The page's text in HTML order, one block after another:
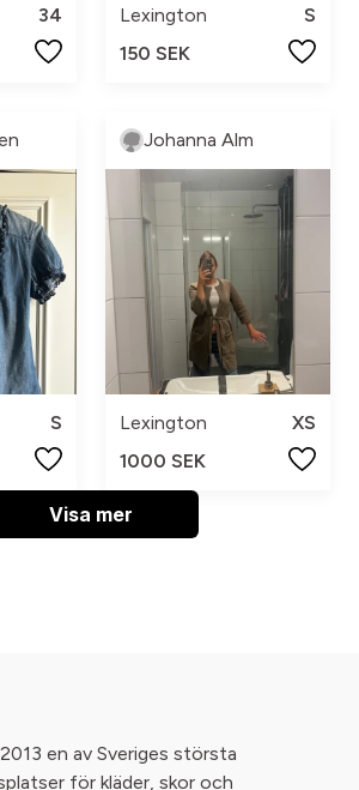
34
Lexington
S
150 SEK
S
Johanna Alm
Lexington
XS
1000 SEK
Visa mer
en av Sveriges största
för kläder, skor och